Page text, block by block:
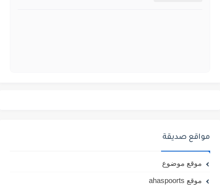
مواقع صديقة
موقع موضوع
موقع ahaspoorts